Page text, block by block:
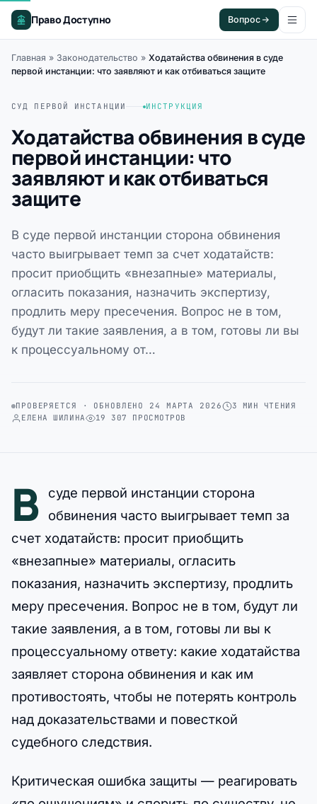
Право Доступно Вопрос
Главная » Законодательство » Ходатайства обвинения в суде
первой инстанции: что заявляют и как отбиваться защите
СУД ПЕРВОЙ ИНСТАНЦИИ ИНСТРУКЦИЯ
Ходатайства обвинения в суде
первой инстанции: что
заявляют и как отбиваться
защите
В суде первой инстанции сторона обвинения
часто выигрывает темп за счет ходатайств:
просит приобщить «внезапные» материалы,
огласить показания, назначить экспертизу,
продлить меру пресечения. Вопрос не в том,
будут ли такие заявления, а в том, готовы ли вы
к процессуальному от…
ПРОВЕРЯЕТСЯ · ОБНОВЛЕНО 24 МАРТА 2026
3 МИН ЧТЕНИЯ
ЕЛЕНА ШИЛИНА
19 307 ПРОСМОТРОВ
В
суде первой инстанции сторона
обвинения часто выигрывает темп за
счет ходатайств: просит приобщить
«внезапные» материалы, огласить
показания, назначить экспертизу, продлить
меру пресечения. Вопрос не в том, будут ли
такие заявления, а в том, готовы ли вы к
процессуальному ответу: какие ходатайства
заявляет сторона обвинения и как им
противостоять, чтобы не потерять контроль
над доказательствами и повесткой
судебного следствия.
Критическая ошибка защиты — реагировать